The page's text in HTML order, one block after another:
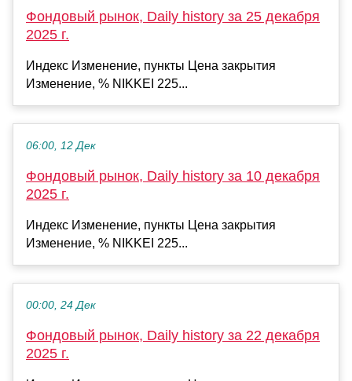
Фондовый рынок, Daily history за 25 декабря
2025 г.
Индекс Изменение, пункты Цена закрытия
Изменение, % NIKKEI 225...
06:00, 12 Дек
Фондовый рынок, Daily history за 10 декабря
2025 г.
Индекс Изменение, пункты Цена закрытия
Изменение, % NIKKEI 225...
00:00, 24 Дек
Фондовый рынок, Daily history за 22 декабря
2025 г.